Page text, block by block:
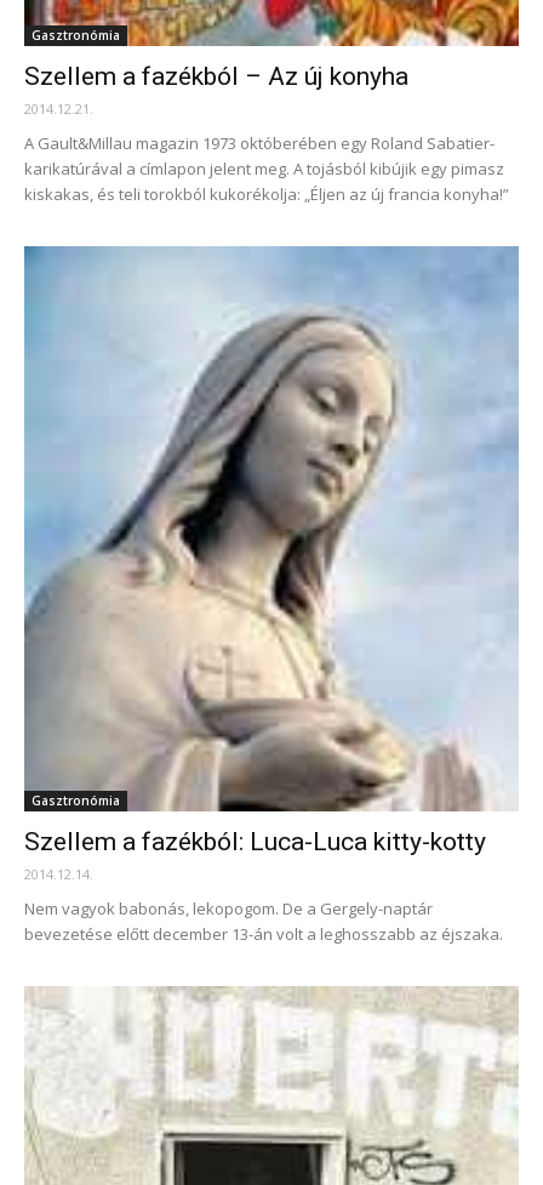
Gasztronómia
Szellem a fazékból – Az új konyha
2014.12.21.
A Gault&Millau magazin 1973 októberében egy Roland Sabatier-
karikatúrával a címlapon jelent meg. A tojásból kibújik egy pimasz
kiskakas, és teli torokból kukorékolja: „Éljen az új francia konyha!”
Gasztronómia
Szellem a fazékból: Luca-Luca kitty-kotty
2014.12.14.
Nem vagyok babonás, lekopogom. De a Gergely-naptár
bevezetése előtt december 13-án volt a leghosszabb az éjszaka.